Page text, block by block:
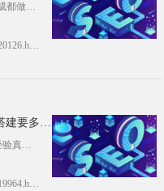
成都做网站企业做网站比较好的公司有哪些?成都做网站的公司哪家好?很多企业在做网站的时候都面临着这样两难的选择，想要网站建设公司好，又要网站建设公司排名靠前，甚至是企业网站建设希望合作的网站建设公司专业、价格便宜、售后服务24小时免费，这样的网站建设公司哪家好?呵呵呵，相信没有哪家好的网站建设公司有时间接这样的业务吧。 成都做网站的公司哪家好?有名气，有排名的网站建设公司，性价比又好的网站建设公......https://cdnanqi.cn/ruanjiankaifa/20126.html
济南网站搭建怎么做有效果?济南网站搭建要多少钱?
说到济南网站搭建事宜，要分享的网站搭建经验真的太多了。先说说大家都问的两个问题：济南网站搭建应该怎么做?济南网站搭建要多少钱?答案自己看。 一、济南网站搭建要怎么做，网站搭建实际上要有标准的流程，具体给大家做参考： 1、网站定位 在做网站之前首先要找好网站的定位，确定好网站要服务哪一部分人群、要足他们的什么需求以及网......https://cdnanqi.cn/ruanjiankaifa/19964.html